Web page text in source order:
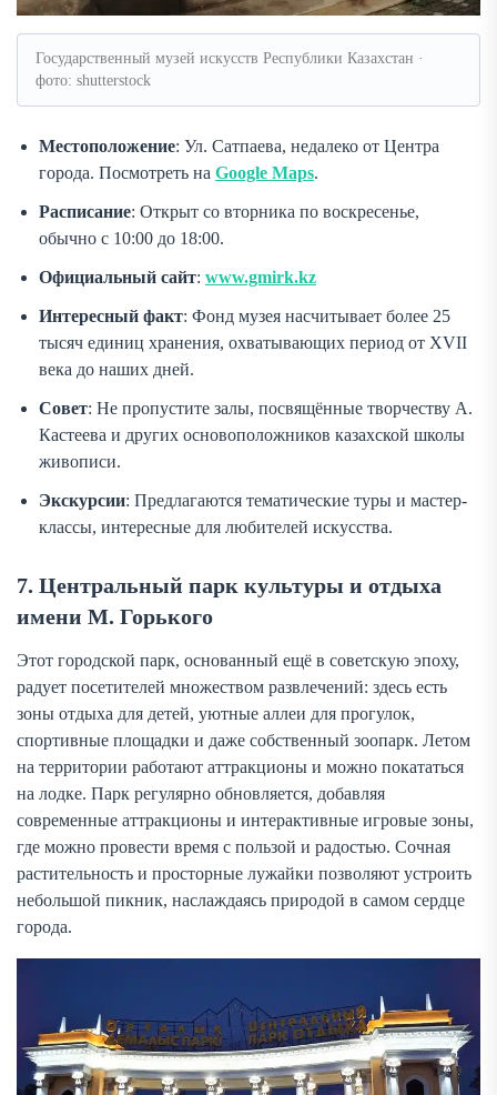
Государственный музей искусств Республики Казахстан ·
фото: shutterstock
Местоположение: Ул. Сатпаева, недалеко от Центра
города. Посмотреть на Google Maps.
Расписание: Открыт со вторника по воскресенье,
обычно с 10:00 до 18:00.
Официальный сайт: www.gmirk.kz
Интересный факт: Фонд музея насчитывает более 25
тысяч единиц хранения, охватывающих период от XVII
века до наших дней.
Совет: Не пропустите залы, посвящённые творчеству А.
Кастеева и других основоположников казахской школы
живописи.
Экскурсии: Предлагаются тематические туры и мастер-
классы, интересные для любителей искусства.
7. Центральный парк культуры и отдыха
имени М. Горького
Этот городской парк, основанный ещё в советскую эпоху,
радует посетителей множеством развлечений: здесь есть
зоны отдыха для детей, уютные аллеи для прогулок,
спортивные площадки и даже собственный зоопарк. Летом
на территории работают аттракционы и можно покататься
на лодке. Парк регулярно обновляется, добавляя
современные аттракционы и интерактивные игровые зоны,
где можно провести время с пользой и радостью. Сочная
растительность и просторные лужайки позволяют устроить
небольшой пикник, наслаждаясь природой в самом сердце
города.